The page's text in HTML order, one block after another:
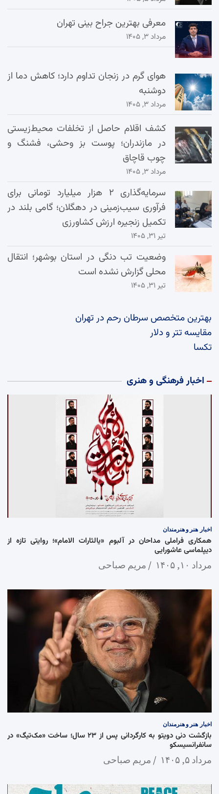
معرفی بهترین جراح بینی تهران
مرداد ۳, ۱۴۰۵
هوای گرم در زنجان تداوم دارد؛ کاهش دما از
دوشنبه
مرداد ۳, ۱۴۰۵
کشف اقلام حاصل از تخلفات محیط‌زیستی
در مازندران؛ پوست بز وحشی، فشنگ و
چوب قاچاق
مرداد ۳, ۱۴۰۵
سرمایه‌گذاری ۲ هزار میلیارد تومانی برای
فرآوری سیب‌زمینی در دهگلان؛ گامی بلند در
تکمیل زنجیره ارزش کشاورزی
تیر ۳۱, ۱۴۰۵
وضعیت تب دنگی در استان بوشهر؛ انتقال
محلی گزارش نشده است
تیر ۳۱, ۱۴۰۵
بهترین متخصص سرطان رحم در تهران
مقایسه تتر و دلار
تکسا
اخبار فرهنگی و هنری
اخبار هنر و هنرمندان
همکاری فراملی مداحان در آلبوم «یالثارات الامام»؛ روایتی تازه از
دیپلماسی عاشورایی
مرداد ۱۰, ۱۴۰۵ مریم صباحی
اخبار هنر و هنرمندان
بازگشت دنی دویتو به کارگردانی پس از ۲۳ سال؛ ساخت «مک‌تیگ» در
سانفرانسیسکو
مرداد ۵, ۱۴۰۵ مریم صباحی